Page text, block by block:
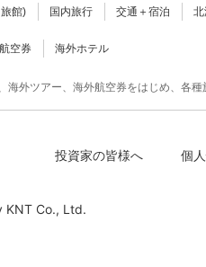
館) 国内旅行 交通＋宿泊
空券 海外ホテル
海外ツアー、海外航空券をはじめ、各
投資家の皆様へ 個
KNT Co., Ltd.